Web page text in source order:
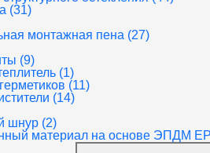
(31)
монтажная пена (27)
(9)
(1)
(11)
(14)
шнур (2)
материал на основе ЭПДМ